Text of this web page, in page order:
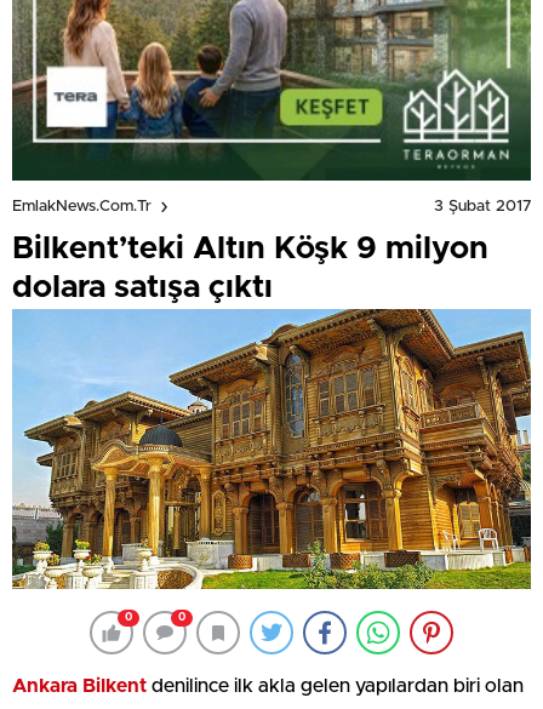
EmlakNews.com.tr 3 Şubat 2017
Bilkent’teki Altın Köşk 9 milyon
dolara satışa çıktı
0 0
Ankara Bilkent denilince ilk akla gelen yapılardan biri olan